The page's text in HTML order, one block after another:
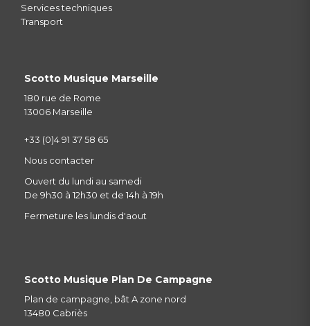
Services techniques
Transport
Scotto Musique Marseille
180 rue de Rome
13006 Marseille
+33 (0)4 91 37 58 65
Nous contacter
Ouvert du lundi au samedi
De 9h30 à 12h30 et de 14h à 19h
Fermeture les lundis d'aout
Scotto Musique Plan De Campagne
Plan de campagne, bât A zone nord
13480 Cabriès